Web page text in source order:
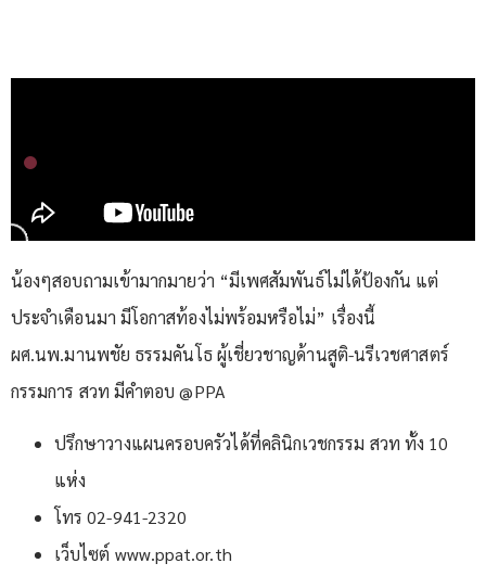
น้องๆสอบถามเข้ามากมายว่า “มีเพศสัมพันธ์ไม่ได้ป้องกัน แต่
ประจำเดือนมา มีโอกาสท้องไม่พร้อมหรือไม่” เรื่องนี้
ผศ.นพ.มานพชัย ธรรมคันโธ ผู้เชี่ยวชาญด้านสูติ-นรีเวชศาสตร์
กรรมการ สวท มีคำตอบ @PPA
ปรึกษาวางแผนครอบครัวได้ที่คลินิกเวชกรรม สวท ทั้ง 10
แห่ง
โทร 02-941-2320
เว็บไซต์ www.ppat.or.th